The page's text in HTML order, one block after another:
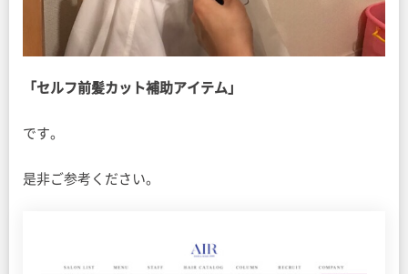
「セルフ前髪カット補助アイテム」
です。
是非ご参考ください。